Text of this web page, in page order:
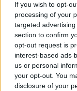
If you wish to opt-
processing of your
targeted
section to confirm
opt-out request is
interest-based ads
us or personal
your opt-out. You
disclosure of your